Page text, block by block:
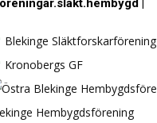
|
Blekinge Släktforskarförening
Kronobergs GF
Hembygdsförening